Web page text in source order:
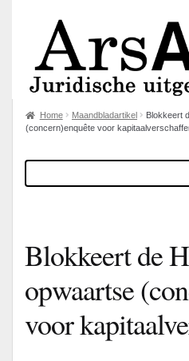
Home Maandbladartikel
Blokkeert
(concern)enquête voor
Blokkeert de
opwaartse
voor